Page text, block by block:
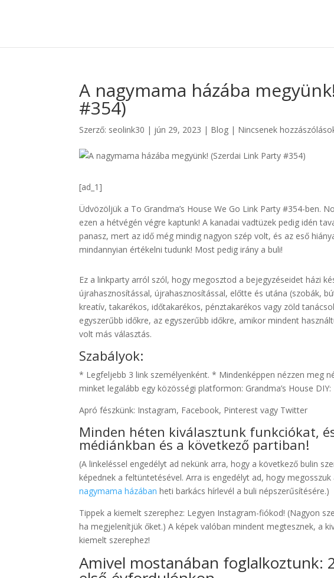
A nagymama házába
#354)
Szerző: seolink30 | jún 29, 2023 | Blog | Nincsenek
[ad_1]
Üdvözöljük a To Grandma’s House We Go Link Party #354-ben.
ezen a hétvégén végre kaptunk! A kanadai vadtüzek pedig idén
panasz, mert az idő még mindig nagyon szép volt, és az eső
mindannyian értékelni tudunk! Most pedig irány a buli!
Ez a linkparty arról szól, hogy megosztod a bejegyzéseidet házi
újrahasznosítással, újrahasznosítással, előtte és utána (szobák,
kreatív, takarékos, időtakarékos, pénztakarékos vagy zöld
egyszerűbb időkre, az egyszerűbb időkre, amikor mindent
volt más választás.
Szabályok:
* Legfeljebb 3 link személyenként. * Mindenképpen nézzen meg
minket legalább egy közösségi platformon: Grandma’s House
Apró fészkünk: Instagram, Facebook, Pinterest vagy Twitter
Minden héten kiválasztunk funkciókat,
médiánkban és a következő partiban!
(A linkeléssel engedélyt ad nekünk arra, hogy a következő bulin
képednek a feltüntetésével. Arra is engedélyt ad, hogy
nagymama házában heti barkács hírlevél a buli népszerűsítésére.)
Tippek a kiemelt szerephez: Legyen Instagram-fiókod! (Nagyon
ha megjelenítjük őket.) A képek valóban mindent megtesznek, a
kiemelt szerephez!
Amivel mostanában foglalkoztunk: